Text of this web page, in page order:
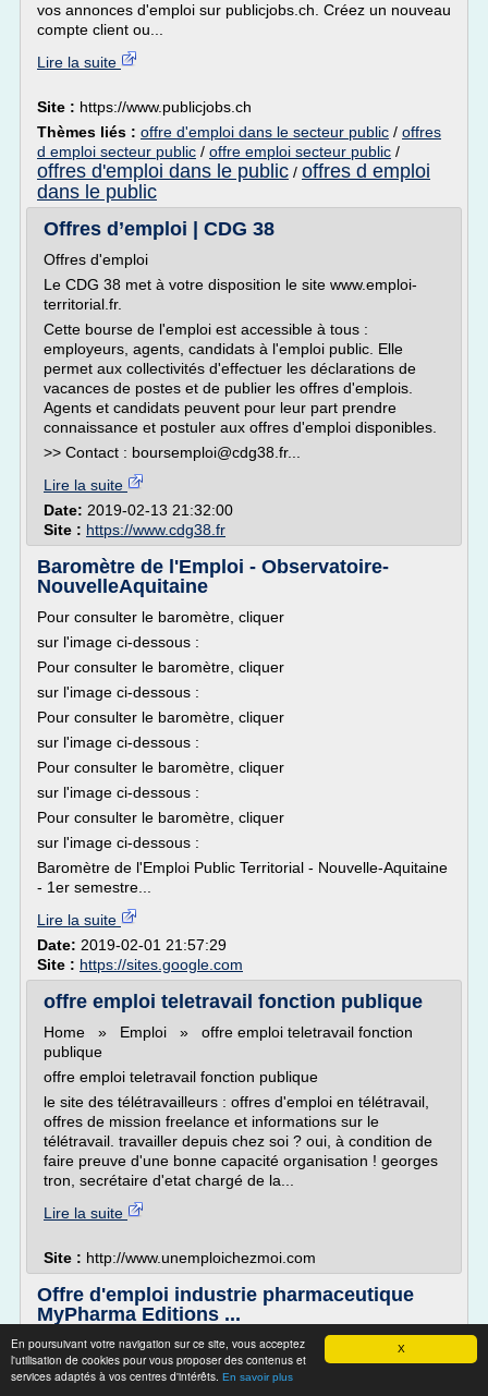
X
En poursuivant votre navigation sur ce site, vous acceptez
l'utilisation de cookies pour vous proposer des contenus et
services adaptés à vos centres d'intérêts. En savoir plus
vos annonces d'emploi sur publicjobs.ch. Créez un nouveau
compte client ou...
Lire la suite
Site : https://www.publicjobs.ch
Thèmes liés : offre d'emploi dans le secteur public / offres
d emploi secteur public / offre emploi secteur public /
offres d'emploi dans le public / offres d emploi
dans le public
Offres d’emploi | CDG 38
Offres d'emploi
Le CDG 38 met à votre disposition le site www.emploi-
territorial.fr.
Cette bourse de l'emploi est accessible à tous :
employeurs, agents, candidats à l'emploi public. Elle
permet aux collectivités d'effectuer les déclarations de
vacances de postes et de publier les offres d'emplois.
Agents et candidats peuvent pour leur part prendre
connaissance et postuler aux offres d'emploi disponibles.
>> Contact : boursemploi@cdg38.fr...
Lire la suite
Date: 2019-02-13 21:32:00
Site : https://www.cdg38.fr
Baromètre de l'Emploi - Observatoire-
NouvelleAquitaine
Pour consulter le baromètre, cliquer
sur l'image ci-dessous :
Pour consulter le baromètre, cliquer
sur l'image ci-dessous :
Pour consulter le baromètre, cliquer
sur l'image ci-dessous :
Pour consulter le baromètre, cliquer
sur l'image ci-dessous :
Pour consulter le baromètre, cliquer
sur l'image ci-dessous :
Baromètre de l'Emploi Public Territorial - Nouvelle-Aquitaine
- 1er semestre...
Lire la suite
Date: 2019-02-01 21:57:29
Site : https://sites.google.com
offre emploi teletravail fonction publique
Home » Emploi » offre emploi teletravail fonction
publique
offre emploi teletravail fonction publique
le site des télétravailleurs : offres d'emploi en télétravail,
offres de mission freelance et informations sur le
télétravail. travailler depuis chez soi ? oui, à condition de
faire preuve d'une bonne capacité organisation ! georges
tron, secrétaire d'etat chargé de la...
Lire la suite
Site : http://www.unemploichezmoi.com
Offre d'emploi industrie pharmaceutique
MyPharma Editions ...
» Tout consulter
Focus CVO-EUROPE